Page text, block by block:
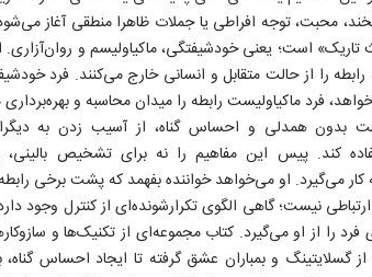
محبت، توجه افراطی یا جملات ظاهرا منطقی آغاز
تاریک» است؛ یعنی خودشیفتگی، ماکیاولیسم و
را از حالت متقابل و انسانی خارج می‌کنند. فرد
فرد ماکیاولیست رابطه را میدان محاسبه و
بدون همدلی و احساس گناه، از آسیب زدن به
کند. پیس این مفاهیم را نه برای تشخیص بالینی،
کار می‌گیرد. او می‌خواهد خواننده بفهمد که پشت برخی
نیست؛ گاهی الگوی تکرارشونده‌ای از کنترل وجود
فرد را از او می‌گیرد. کتاب مجموعه‌ای از تکنیک‌ها و
گسلایتینگ و بمباران عشق گرفته تا ایجاد احساس گناه،